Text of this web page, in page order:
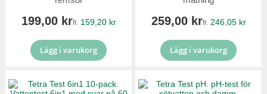
199,00 krfr. 159,20 kr
Lägg i varukorg
259,00 krfr. 246,05 kr
Lägg i varukorg